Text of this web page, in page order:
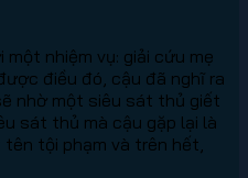
một nhiệm vụ: giải cứu mẹ
điều đó, cậu đã nghĩ ra
nhờ một siêu sát thủ giết
sát thủ mà cậu gặp lại là
tội phạm và trên hết,